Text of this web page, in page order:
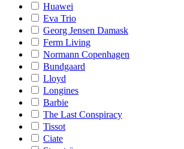
Huawei
Eva Trio
Georg Jensen Damask
Ferm Living
Normann Copenhagen
Bundgaard
Lloyd
Longines
Barbie
The Last Conspiracy
Tissot
Ciate